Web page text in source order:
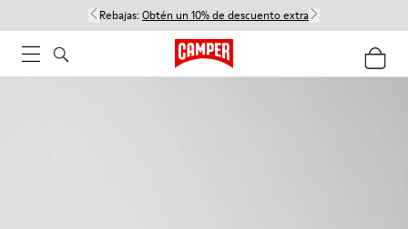
Rebajas: Obtén un 10% de descuento extra